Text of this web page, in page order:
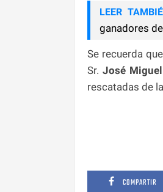
LEER
ganadores
Se recuerda
Sr. José
rescatadas de
COMPARTIR